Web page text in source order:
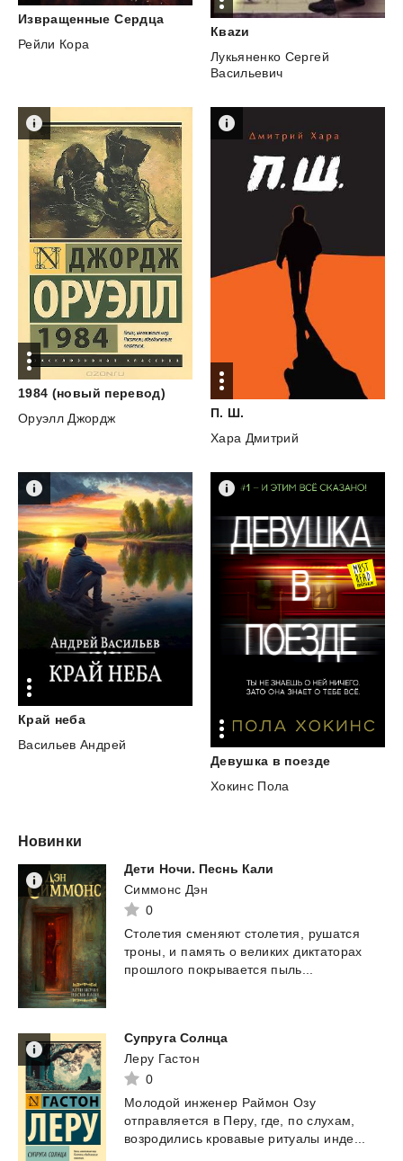
Извращенные Сердца
Рейли Кора
Кваzи
Лукьяненко Сергей
Васильевич
1984 (новый перевод)
Оруэлл Джордж
П. Ш.
Хара Дмитрий
Край неба
Васильев Андрей
Девушка в поезде
Хокинс Пола
Новинки
Дети Ночи. Песнь Кали
Симмонс Дэн
0
Столетия сменяют столетия,
рушатся
троны,
и память о великих диктаторах
прошлого покрывается пыль...
Супруга Солнца
Леру Гастон
0
Молодой инженер Раймон Озу
отправляется в Перу, где, по слухам,
возродились кровавые ритуалы инде...